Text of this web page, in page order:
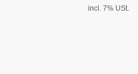
incl. 7% USt.